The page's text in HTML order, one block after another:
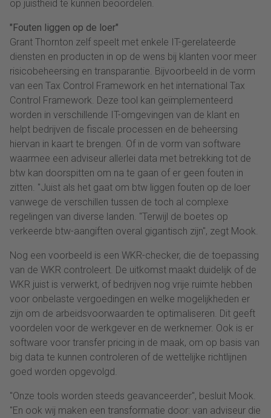
op juistheid te kunnen beoordelen.
"Fouten liggen op de loer"
Grant Thornton zelf speelt met enkele IT-gerelateerde
diensten en producten in op de wens bij klanten voor meer
risicobeheersing en transparantie. Bijvoorbeeld in de vorm
van een Tax Control Framework en het international Tax
Control Framework. Deze tool kan geïmplementeerd
worden in verschillende IT-omgevingen van de klant en
helpt bedrijven de fiscale processen en de beheersing
hiervan in kaart te brengen. Of in de vorm van software
waarmee een adviseur allerlei data met betrekking tot de
btw kan doorspitten om na te gaan of er geen fouten in
zitten. "Juist als het gaat om btw liggen fouten op de loer
vanwege de verschillen tussen de toch al complexe
regelingen van diverse landen. "Terwijl de boetes op
verkeerde btw-aangiften overal gigantisch zijn", zegt Mook.
Nog een voorbeeld is een WKR-checker, die de toepassing
van de WKR controleert. De uitkomst maakt duidelijk of de
WKR juist is verwerkt, of bedrijven nog vrije ruimte hebben
voor onbelaste vergoedingen en welke mogelijkheden er
zijn om de arbeidsvoorwaarden te optimaliseren. Dit geeft
voordelen voor de werkgever en de werknemer. Ook is er
software voor transfer pricing in de maak, om op basis van
big data te kunnen controleren of de wettelijke richtlijnen
goed worden opgevolgd.
"Onze tools worden steeds geavanceerder", besluit Mook.
"En ook wij maken een transformatie door: van adviseur die